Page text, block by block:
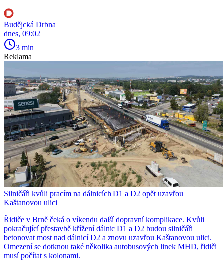
Budějcká Drbna
dnes, 09:02
3 min
Reklama
Silničáři kvůli pracím na dálnicích D1 a D2 opět uzavřou
Kaštanovou ulici
Řidiče v Brně čeká o víkendu další dopravní komplikace. Kvůli
pokračující přestavbě křížení dálnic D1 a D2 budou silničáři
betonovat most nad dálnicí D2 a znovu uzavřou Kaštanovou ulici.
Omezení se dotknou také několika autobusových linek MHD, řidiči
musí počítat s kolonami.